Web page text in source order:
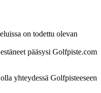
on todettu olevan
pääsysi Golfpiste.com
yhteydessä Golfpisteeseen